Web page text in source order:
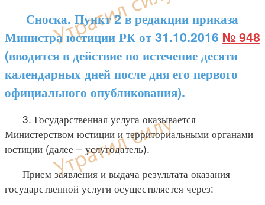
Сноска. Пункт 2 в редакции приказа
Министра юстиции РК от 31.10.2016 № 948
(вводится в действие по истечение десяти
календарных дней после дня его первого
официального опубликования).
3. Государственная услуга оказывается
Министерством юстиции и территориальными органами
юстиции (далее – услугодатель).
Прием заявления и выдача результата оказания
государственной услуги осуществляется через: